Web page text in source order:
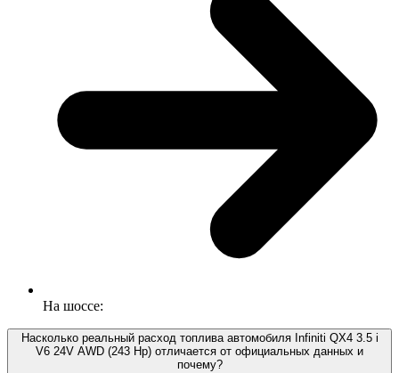
На шоссе:
Насколько реальный расход топлива автомобиля Infiniti QX4 3.5 i
V6 24V AWD (243 Hp) отличается от официальных данных и
почему?